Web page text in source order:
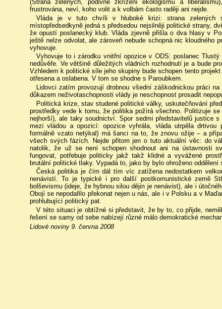
(Strana zelených, podivné zkřížení ekologismu a
frustrována, neví, koho volit a k volbám často raději ani nejde.
Vláda je v tuto chvíli v hluboké krizi: strana zelených
místopředsedkyně jedná s předsedou nejsilněji politické strany,
že opustí poslanecký klub. Vláda zjevně přišla o dva hlasy v
ještě nelze odvolat, ale zároveň nebude schopná nic kloudného
vyhovuje.
Vyhovuje to i zárodku vnitřní opozice v ODS: poslanec
nedůvěře. Ve většině důležitých vládních rozhodnutí je a bude
Vzhledem k politické síle jeho skupiny bude schopen tento
otřesena a oslabena. V tom se shodne s Paroubkem.
Lidovci zatím provozují drobnou všední záškodnickou práci
důkazem neživotaschopnosti vlády je neschopnost prosadit
Politická krize, stav studené politické války, uskutečňování
prostředky vede k tomu, že politika požírá všechno. Politizuje
nejhorší), ale taky soudnictví. Spor sedmi představitelů justice
mezi vládou a opozicí: opozice vyhrála, vláda utrpěla drtivou
formálně vzato netýkal) má šanci na to, že znovu ožije – a
všech svých fázích. Nejde přitom jen o tuto aktuální věc: do
natolik, že už se není schopen shodnout ani na ústavnosti
fungovat, potřebuje politicky jakž takž klidné a vyvážené
brutální politické tlaky. Vypadá to, jako by bylo ohroženo
Česká politika je čím dál tím víc zatížena nedostatkem
nenávistí. To je typické i pro další postkomunistické země
bolševismu (ideje, že hybnou silou dějin je nenávist), ale i
Obojí se nepodařilo překonat nejen u nás, ale i v Polsku a v
prohlubující politický pat.
V této situaci je obtížné si představit, že by to, co přijde,
řešení se samy od sebe nabízejí různé málo demokratické
Lidové noviny 9. června 2008